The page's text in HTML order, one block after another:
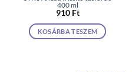
400 ml
910 Ft
KOSÁRBA TESZEM